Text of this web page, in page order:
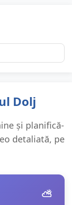
Dolj
și planifică-
detaliată, pe
⛅️